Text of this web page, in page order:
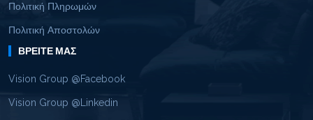
Πολιτική Πληρωμών
Πολιτική Αποστολών
ΒΡΕΊΤΕ ΜΑΣ
Vision Group @Facebook
Vision Group @Linkedin